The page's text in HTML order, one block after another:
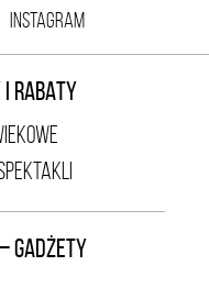
INSTAGRAM
RABATY
GADŻETY